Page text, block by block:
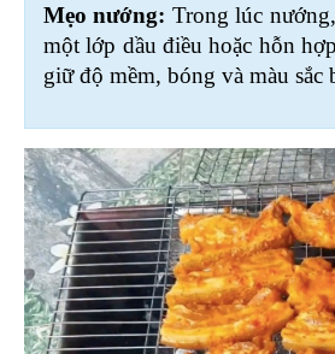
Mẹo nướng: Trong lúc
một lớp dầu điều hoặc hỗn
giữ độ mềm, bóng và màu sắc